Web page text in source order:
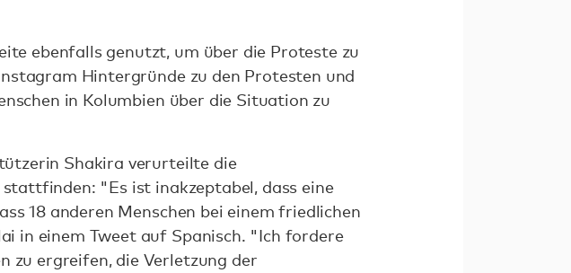
ebenfalls genutzt, um über die Proteste zu
Hintergründe zu den Protesten und
in Kolumbien über die Situation zu
Shakira verurteilte die
"Es ist inakzeptabel, dass eine
18 anderen Menschen bei einem friedlichen
in einem Tweet auf Spanisch. "Ich fordere
zu ergreifen, die Verletzung der